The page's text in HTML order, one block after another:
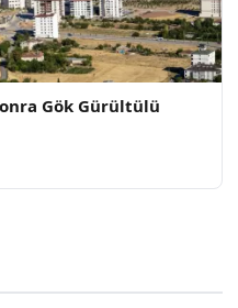
Gök Gürültülü